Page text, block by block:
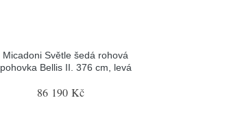
Micadoni Světle šedá rohová
pohovka Bellis II. 376 cm, levá
86 190 Kč